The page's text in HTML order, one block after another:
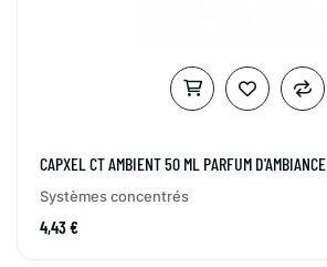
CAPXEL CT AMBIENT 50 ML PARFUM D'AMBIANCE
Systèmes concentrés
4,43 €